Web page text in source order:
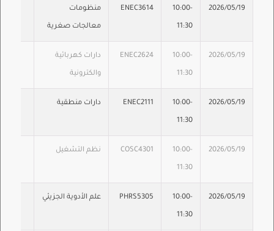
2026/05/19
10:00-
11:30
ENEC3614 منظومات
معالجات صغرية
2026/05/19
10:00-
11:30
ENEC2624 دارات كهربائية
والكترونية
2026/05/19
10:00-
11:30
ENEC2111 دارات منطقية
2026/05/19
10:00-
11:30
COSC4301 نظم التشغيل
2026/05/19
10:00-
11:30
PHRS5305 علم الأدوية الجزيئي